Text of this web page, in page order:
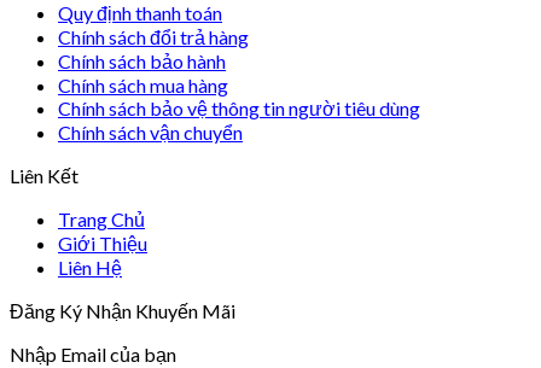
Quy định thanh toán
Chính sách đổi trả hàng
Chính sách bảo hành
Chính sách mua hàng
Chính sách bảo vệ thông tin người tiêu dùng
Chính sách vận chuyển
Liên Kết
Trang Chủ
Giới Thiệu
Liên Hệ
Đăng Ký Nhận Khuyến Mãi
Nhập Email của bạn